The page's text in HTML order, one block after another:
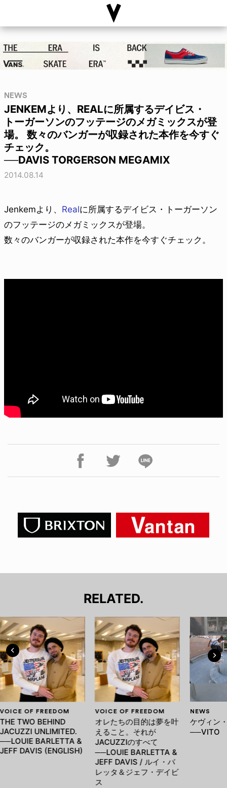
NEWS
JENKEMより、REALに所属するデイビス・
トーガーソンのフッテージのメガミックスが登
場。 数々のバンガーが収録された本作を今すぐ
チェック。
──DAVIS TORGERSON MEGAMIX
2014.08.14
Jenkemより、 Realに所属するデイビス・トーガーソン
のフッテージのメガミックスが登場。
数々のバンガーが収録された本作を今すぐチェック。
RELATED.
VOICE OF FREEDOM
THE TWO BEHIND
JACUZZI UNLIMITED.
──LOUIE BARLETTA &
JEFF DAVIS (ENGLISH)
VOICE OF FREEDOM
オレたちの目的は夢を叶
えること。それが
JACUZZIのすべて
──LOUIE BARLETTA &
JEFF DAVIS / ルイ・バ
レッタ＆ジェフ・デイビ
ス
NEWS
ケヴィン
──VITO